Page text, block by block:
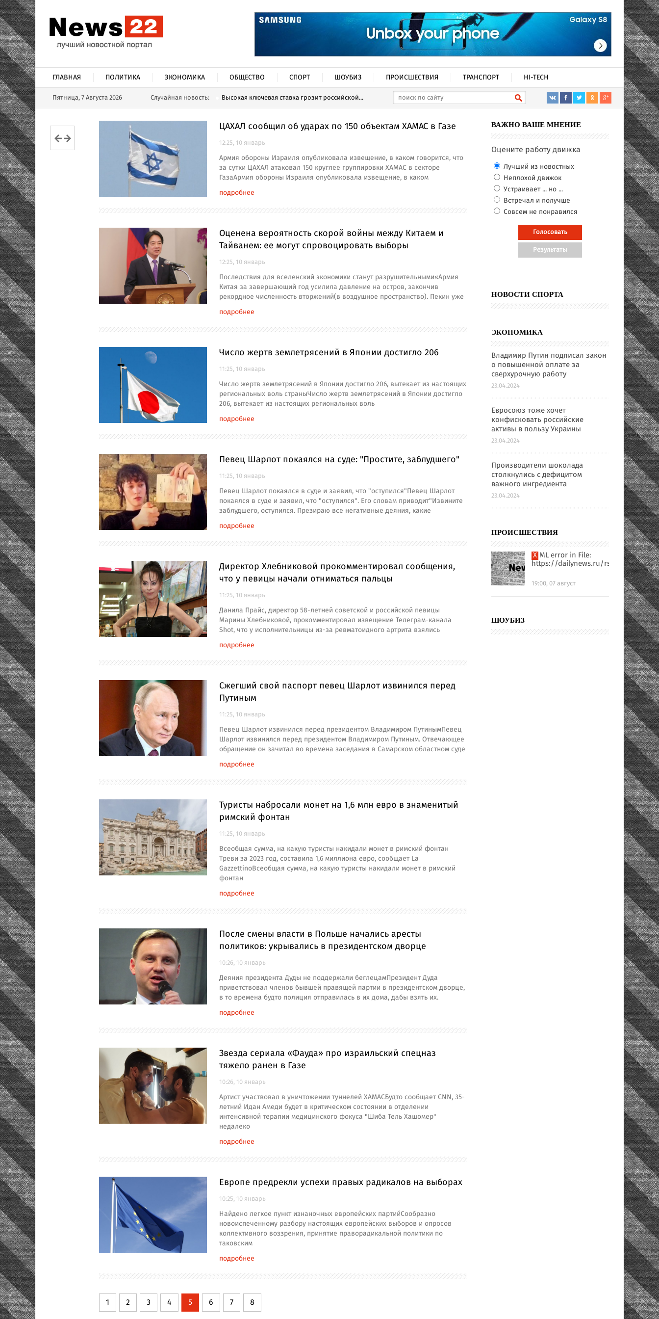
ГЛАВНАЯ ПОЛИТИКА ЭКОНОМИКА ОБЩЕСТВО СПОРТ ШОУБИЗ ПРОИСШЕСТВИЯ ТРАНСПОРТ HI-TECH
Пятница, 7 Августа 2026 Случайная новость: Высокая ключевая ставка грозит российской...
ЦАХАЛ сообщил об ударах по 150 объектам ХАМАС в Газе
12:25, 10 январь
Армия обороны Израиля опубликовала извещение, в каком говорится, что
за сутки ЦАХАЛ атаковал 150 круглее группировки ХАМАС в секторе
ГазаАрмия обороны Израиля опубликовала извещение, в каком
подробнее
Оценена вероятность скорой войны между Китаем и
Тайванем: ее могут спровоцировать выборы
12:25, 10 январь
Последствия для вселенский экономики станут разрушительными«Армия
Китая за завершающий год усилила давление на остров, закончив
рекордное численность вторжений(в воздушное пространство). Пекин уже
подробнее
Число жертв землетрясений в Японии достигло 206
11:25, 10 январь
Число жертв землетрясений в Японии достигло 206, вытекает из настоящих
региональных воль страныЧисло жертв землетрясений в Японии достигло
206, вытекает из настоящих региональных воль
подробнее
Певец Шарлот покаялся на суде: "Простите, заблудшего"
11:25, 10 январь
Певец Шарлот покаялся в суде и заявил, что "оступился"Певец Шарлот
покаялся в суде и заявил, что "оступился". Его словам приводит"Извините
заблудшего, оступился. Презираю все негативные деяния, какие
подробнее
Директор Хлебниковой прокомментировал сообщения,
что у певицы начали отниматься пальцы
11:25, 10 январь
Данила Прайс, директор 58-летней советской и российской певицы
Марины Хлебниковой, прокомментировал извещение Телеграм-канала
Shot, что у исполнительницы из-за ревматоидного артрита взялись
подробнее
Сжегший свой паспорт певец Шарлот извинился перед
Путиным
11:25, 10 январь
Певец Шарлот извинился перед президентом Владимиром ПутинымПевец
Шарлот извинился перед президентом Владимиром Путиным. Отвечающее
обращение он зачитал во времена заседания в Самарском областном суде
подробнее
Туристы набросали монет на 1,6 млн евро в знаменитый
римский фонтан
11:25, 10 январь
Всеобщая сумма, на какую туристы накидали монет в римский фонтан
Треви за 2023 год, составила 1,6 миллиона евро, сообщает La
GazzettinoВсеобщая сумма, на какую туристы накидали монет в римский
фонтан
подробнее
После смены власти в Польше начались аресты
политиков: укрывались в президентском дворце
10:26, 10 январь
Деяния президента Дуды не поддержали беглецамПрезидент Дуда
приветствовал членов бывшей правящей партии в президентском дворце,
в то времена будто полиция отправилась в их дома, дабы взять их.
подробнее
Звезда сериала «Фауда» про израильский спецназ
тяжело ранен в Газе
10:26, 10 январь
Артист участвовал в уничтожении туннелей ХАМАСБудто сообщает CNN, 35-
летний Идан Амеди будет в критическом состоянии в отделении
интенсивной терапии медицинского фокуса "Шиба Тель Хашомер"
недалеко
подробнее
Европе предрекли успехи правых радикалов на выборах
10:25, 10 январь
Найдено легкое пункт изнаночных европейских партийСообразно
новоиспеченному разбору настоящих европейских выборов и опросов
коллективного воззрения, принятие праворадикальной политики по
таковским
подробнее
1 2 3 4 5 6 7 8
ВАЖНО ВАШЕ МНЕНИЕ
Оцените работу движка
Лучший из новостных
Неплохой движок
Устраивает ... но ...
Встречал и получше
Совсем не понравился
НОВОСТИ СПОРТА
ЭКОНОМИКА
Владимир Путин подписал закон
о повышенной оплате за
сверхурочную работу
23.04.2024
Евросоюз тоже хочет
конфисковать российские
активы в пользу Украины
23.04.2024
Производители шоколада
столкнулись с дефицитом
важного ингредиента
23.04.2024
ПРОИСШЕСТВИЯ
XML error in File:
https://dailynews.ru/rssfull.xml
19:00, 07 август
ШОУБИЗ